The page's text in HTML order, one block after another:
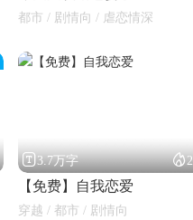
都市 / 剧情向 / 虐恋情深
3.7万字 
【免费】自我恋爱
穿越 / 都市 / 剧情向